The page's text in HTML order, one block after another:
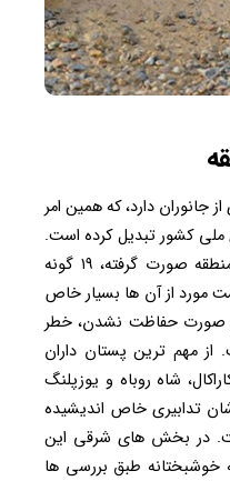
جانوران دارد، که همین امر
ملی کشور تبدیل کرده است.
طبق کارشناسی هایی که در این منطقه صورت گرفته، ۱۹ گونه
مورد از آن ها بسیار خاص
صورت حفاظت نشدن، خطر
مهم ترین پستان داران
شاه روباه و یوزپلنگ
تدابیری خاص اندیشیده
در بخش های شرقی این
خوشبختانه طبق بررسی ها